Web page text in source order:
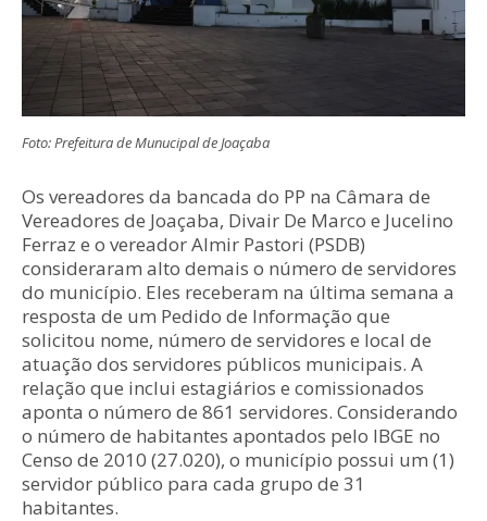
Foto: Prefeitura de Munucipal de Joaçaba
Os vereadores da bancada do PP na Câmara de
Vereadores de Joaçaba, Divair De Marco e Jucelino
Ferraz e o vereador Almir Pastori (PSDB)
consideraram alto demais o número de servidores
do município. Eles receberam na última semana a
resposta de um Pedido de Informação que
solicitou nome, número de servidores e local de
atuação dos servidores públicos municipais. A
relação que inclui estagiários e comissionados
aponta o número de 861 servidores. Considerando
o número de habitantes apontados pelo IBGE no
Censo de 2010 (27.020), o município possui um (1)
servidor público para cada grupo de 31
habitantes.